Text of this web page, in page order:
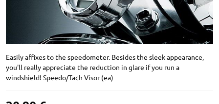
Easily affixes to the speedometer. Besides the sleek appearance,
you'll really appreciate the reduction in glare if you run a
windshield! Speedo/Tach Visor (ea)